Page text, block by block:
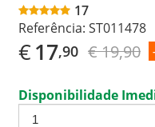
17
Referência: ST011478
€17,90 € 19,90
Disponibilidade